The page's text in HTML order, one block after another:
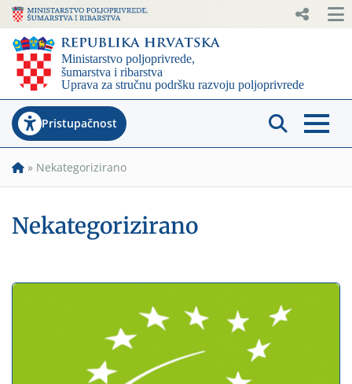
Pristupačnost
» Nekategorizirano
Nekategorizirano